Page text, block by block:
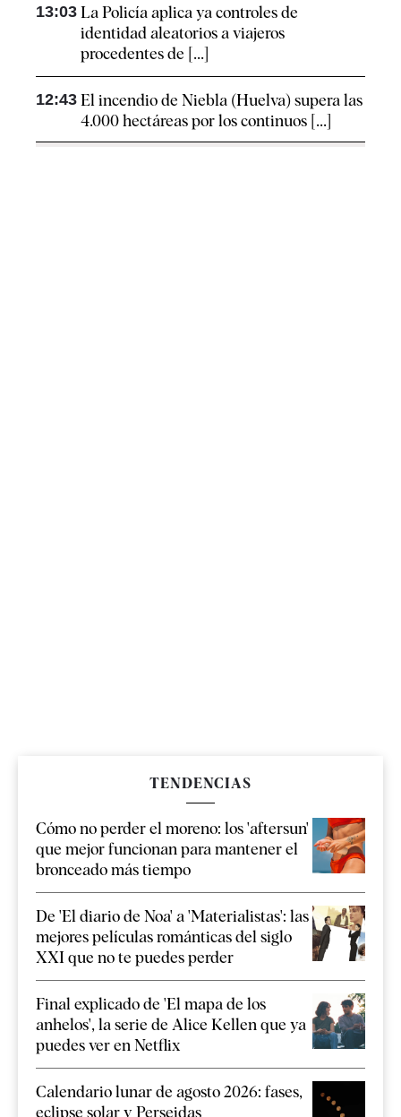
13:03 La Policía aplica ya controles de
identidad aleatorios a viajeros
procedentes de [...]
12:43 El incendio de Niebla (Huelva) supera las
4.000 hectáreas por los continuos [...]
TENDENCIAS
Cómo no perder el moreno: los 'aftersun'
que mejor funcionan para mantener el
bronceado más tiempo
De 'El diario de Noa' a 'Materialistas': las
mejores películas románticas del siglo
XXI que no te puedes perder
Final explicado de 'El mapa de los
anhelos', la serie de Alice Kellen que ya
puedes ver en Netflix
Calendario lunar de agosto 2026: fases,
eclipse solar y Perseidas